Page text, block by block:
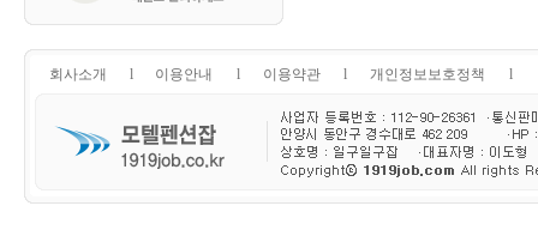
회사소개 l 이용안내 l 이용약관 l 개인정보보호정책 l